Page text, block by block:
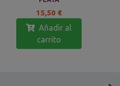
15,50 €
Añadir al
carrito